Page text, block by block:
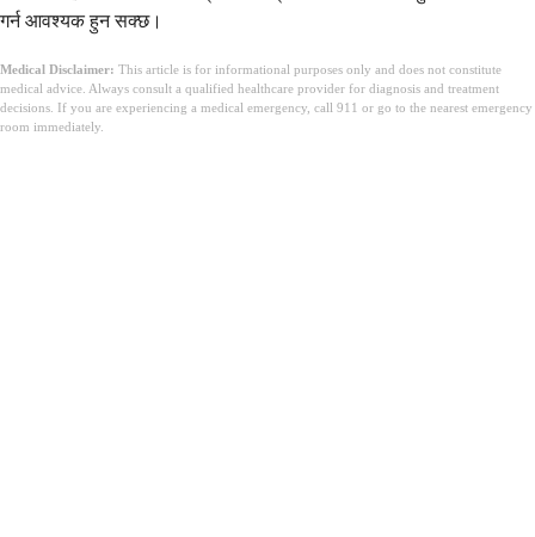
गर्न आवश्यक हुन सक्छ।
Medical Disclaimer: This article is for informational purposes only and does not constitute
medical advice. Always consult a qualified healthcare provider for diagnosis and treatment
decisions. If you are experiencing a medical emergency, call 911 or go to the nearest emergency
room immediately.